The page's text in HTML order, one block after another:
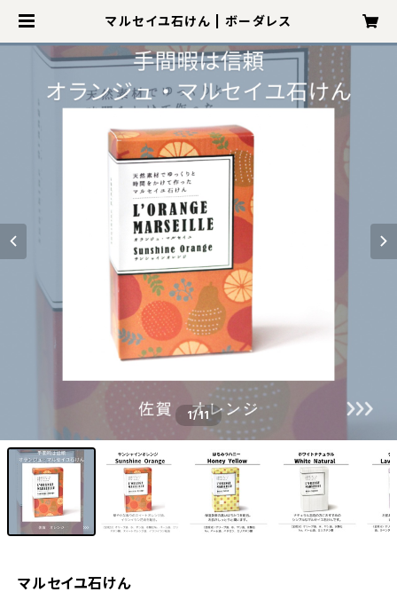
マルセイユ石けん | ボーダレス
1/11
マルセイユ石けん